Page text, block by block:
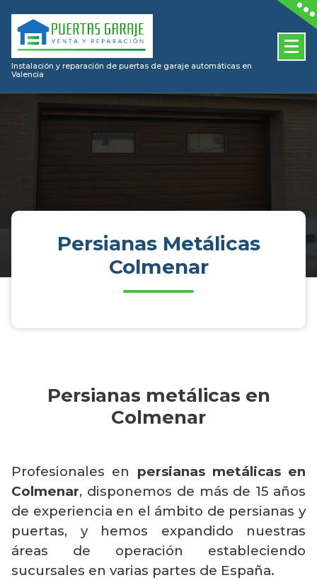
content
Instalación y reparación de puertas de garaje automáticas en
Valencia
Persianas Metálicas
Colmenar
Persianas metálicas en
Colmenar
Profesionales en persianas metálicas en
Colmenar, disponemos de más de 15 años
de experiencia en el ámbito de persianas y
puertas, y hemos expandido nuestras
áreas de operación estableciendo
sucursales en varias partes de España.